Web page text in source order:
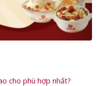
cho phù hợp nhất?